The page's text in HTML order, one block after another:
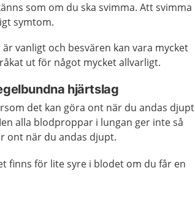
som om du ska svimma. Att svimma
symtom.
vanligt och besvären kan vara mycket
ut för något mycket allvarligt.
hjärtslag
det kan göra ont när du andas djupt
alla blodproppar i lungan ger inte så
ont när du andas djupt.
finns för lite syre i blodet om du får en